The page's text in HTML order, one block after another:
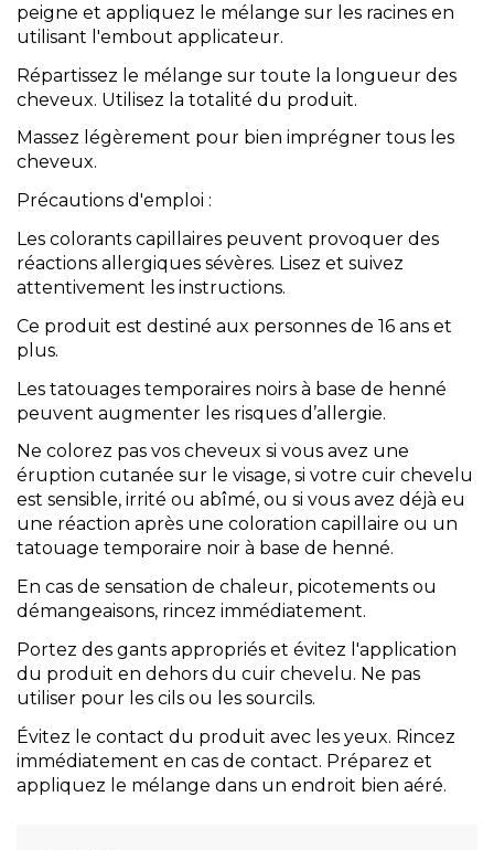
peigne et appliquez le mélange sur les racines en
utilisant l'embout applicateur.
Répartissez le mélange sur toute la longueur des
cheveux. Utilisez la totalité du produit.
Massez légèrement pour bien imprégner tous les
cheveux.
Précautions d'emploi :
Les colorants capillaires peuvent provoquer des
réactions allergiques sévères. Lisez et suivez
attentivement les instructions.
Ce produit est destiné aux personnes de 16 ans et
plus.
Les tatouages temporaires noirs à base de henné
peuvent augmenter les risques d’allergie.
Ne colorez pas vos cheveux si vous avez une
éruption cutanée sur le visage, si votre cuir chevelu
est sensible, irrité ou abîmé, ou si vous avez déjà eu
une réaction après une coloration capillaire ou un
tatouage temporaire noir à base de henné.
En cas de sensation de chaleur, picotements ou
démangeaisons, rincez immédiatement.
Portez des gants appropriés et évitez l'application
du produit en dehors du cuir chevelu. Ne pas
utiliser pour les cils ou les sourcils.
Évitez le contact du produit avec les yeux. Rincez
immédiatement en cas de contact. Préparez et
appliquez le mélange dans un endroit bien aéré.